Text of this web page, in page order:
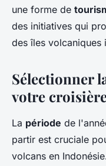
une forme de
des initiatives qui
des îles volcaniques
Sélectionner
votre
La période de
partir est cruciale
volcans en